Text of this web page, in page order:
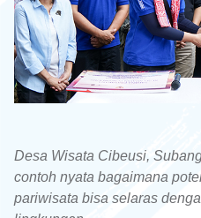
Desa Wisata Cibeusi,
contoh nyata bagaimana
pariwisata bisa selaras